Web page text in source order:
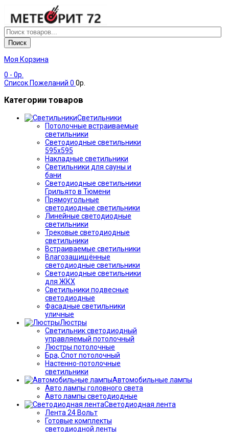
Поиск
Моя Корзина
0 - 0р.
Список Пожеланий 0 0р.
Категории товаров
Светильники
Потолочные встраиваемые
светильники
Светодиодные светильники
595х595
Накладные светильники
Светильники для сауны и
бани
Светодиодные светильники
Грильято в Тюмени
Прямоугольные
светодиодные светильники
Линейные светодиодные
светильники
Трековые светодиодные
светильники
Встраиваемые светильники
Влагозащищённые
светодиодные светильники
Светодиодные светильники
для ЖКХ
Светильники подвесные
светодиодные
Фасадные светильники
уличные
Люстры
Светильник светодиодный
управляемый потолочный
Люстры потолочные
Бра, Спот потолочный
Настенно-потолочные
светильники
Автомобильные лампы
Авто лампы головного света
Авто лампы светодиодные
Светодиодная лента
Лента 24 Вольт
Готовые комплекты
светодиодной ленты